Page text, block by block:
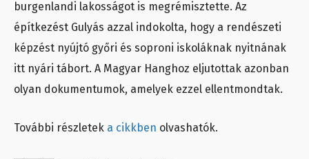
burgenlandi lakosságot is megrémisztette. Az
építkezést Gulyás azzal indokolta, hogy a rendészeti
képzést nyújtó győri és soproni iskoláknak nyitnának
itt nyári tábort. A Magyar Hanghoz eljutottak azonban
olyan dokumentumok, amelyek ezzel ellentmondtak.
További részletek a cikkben olvashatók.